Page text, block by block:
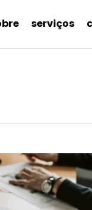
serviços